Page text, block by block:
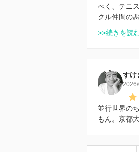
べく、テニ
クル仲間の
>>続きを読
すけ
並行世界の
もん。京都